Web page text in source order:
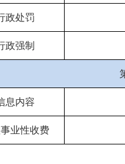
政处罚
政强制
息内容
业性收费